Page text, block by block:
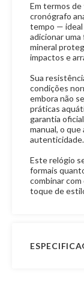
Em termos
cronógrafo
tempo — ideal
adicionar
mineral
impactos e
Sua
condições
embora não
práticas
garantia
manual, o
autenticidade.
Este relógio
formais
combinar com
toque de